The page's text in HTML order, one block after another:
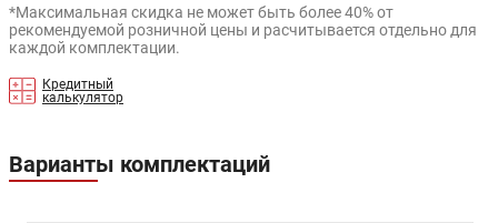
*Максимальная скидка не может быть более 40% от
рекомендуемой розничной цены и расчитывается отдельно для
каждой комплектации.
Кредитный
калькулятор
Варианты комплектаций